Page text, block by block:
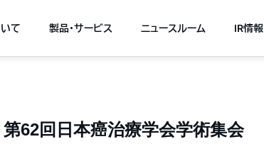
て 製品・サービス ニュースルーム IR情報
62回日本癌治療学会学術集会